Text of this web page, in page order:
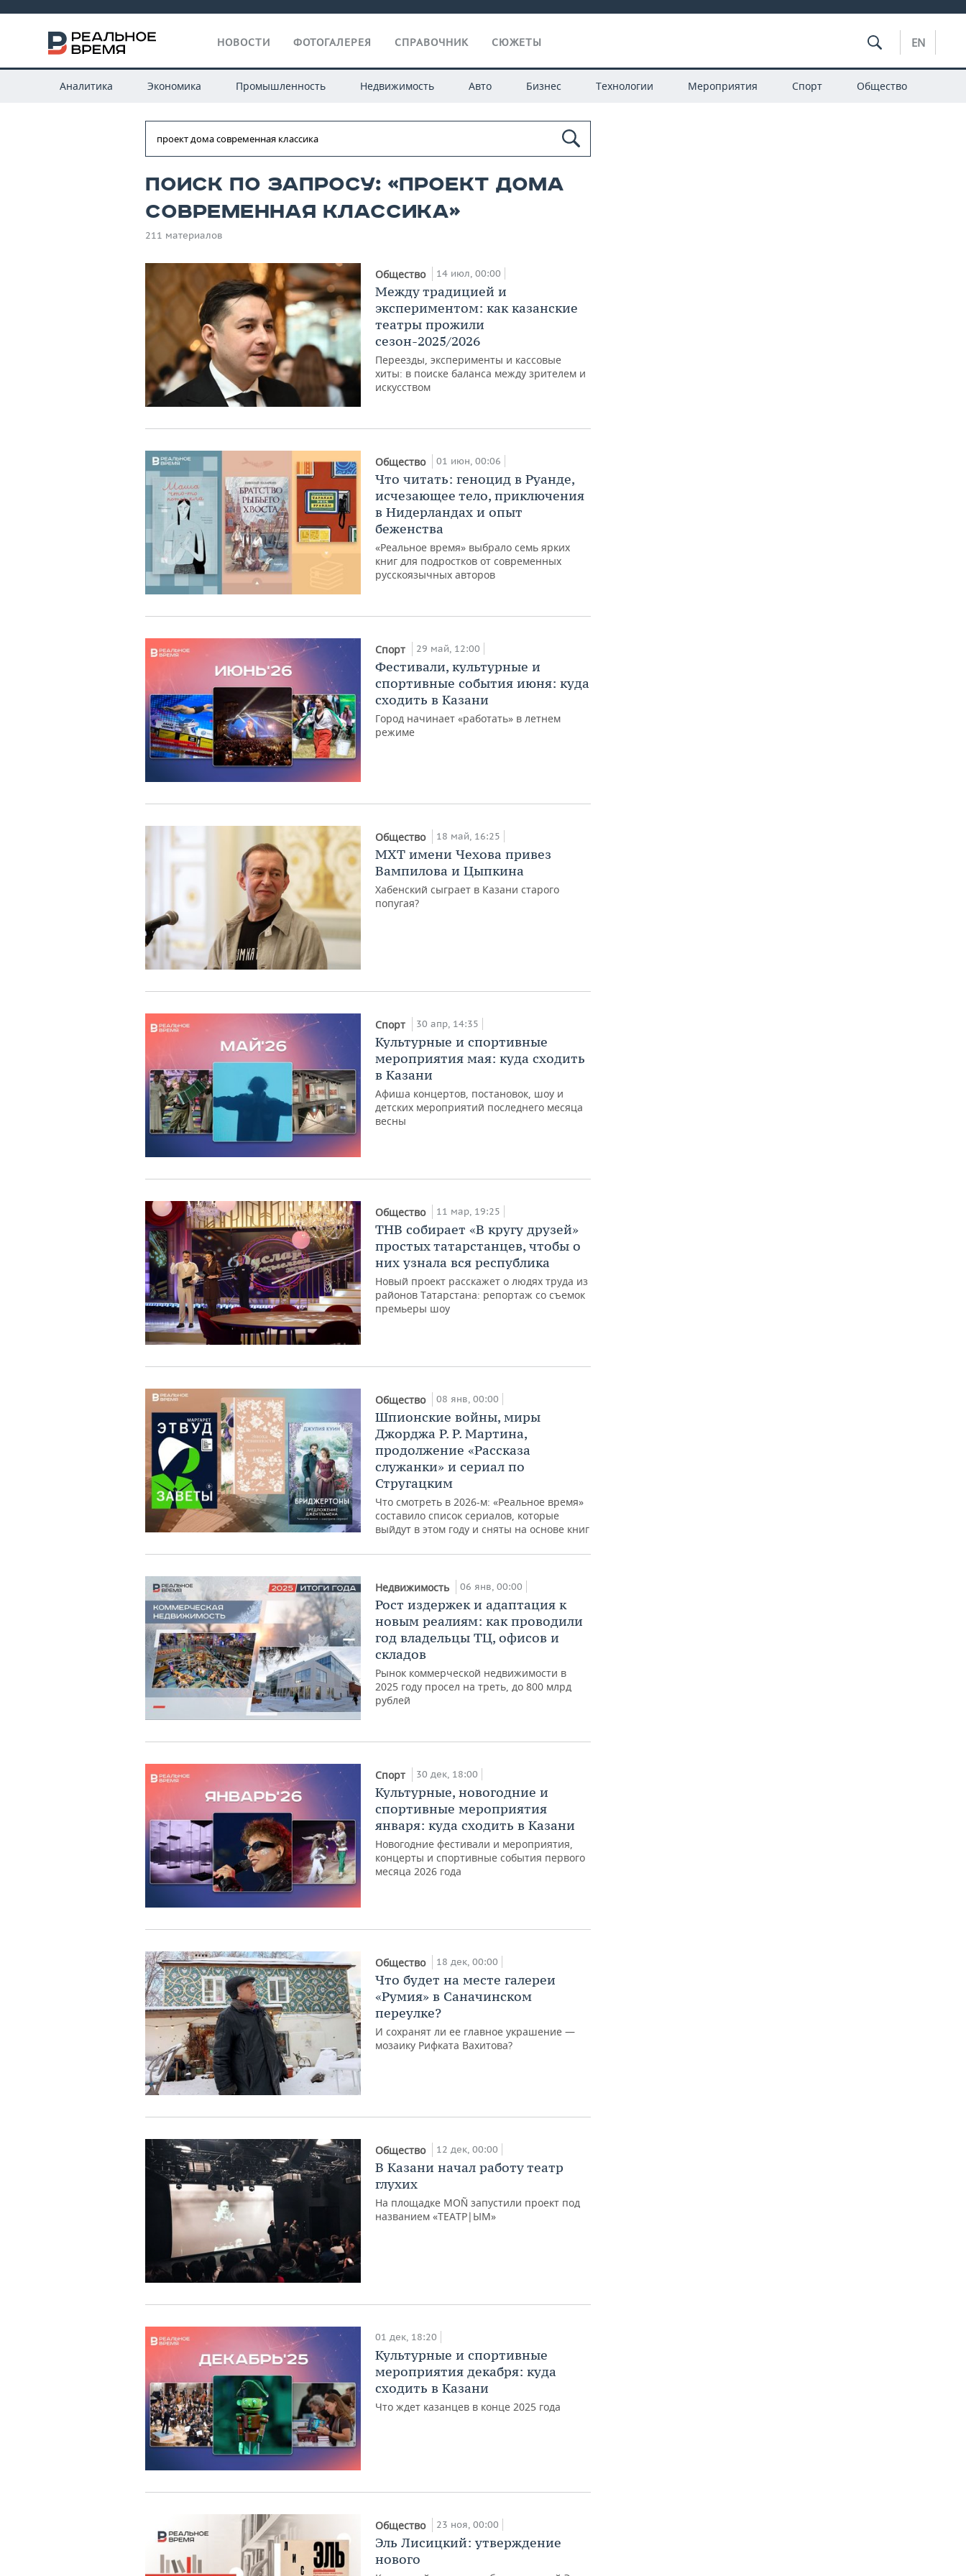
НОВОСТИ ФОТОГАЛЕРЕЯ СПРАВОЧНИК СЮЖЕТЫ EN
Аналитика Экономика Промышленность Недвижимость Авто Бизнес Технологии Мероприятия Спорт Общество
Поиск по запросу: «проект дома
современная классика»
211 материалов
Общество 14 июл, 00:00
Между традицией и
экспериментом: как казанские
театры прожили
сезон-2025/2026
Переезды, эксперименты и кассовые
хиты: в поиске баланса между зрителем и
искусством
Общество 01 июн, 00:06
Что читать: геноцид в Руанде,
исчезающее тело, приключения
в Нидерландах и опыт
беженства
«Реальное время» выбрало семь ярких
книг для подростков от современных
русскоязычных авторов
Спорт 29 май, 12:00
Фестивали, культурные и
спортивные события июня: куда
сходить в Казани
Город начинает «работать» в летнем
режиме
Общество 18 май, 16:25
МХТ имени Чехова привез
Вампилова и Цыпкина
Хабенский сыграет в Казани старого
попугая?
Спорт 30 апр, 14:35
Культурные и спортивные
мероприятия мая: куда сходить
в Казани
Афиша концертов, постановок, шоу и
детских мероприятий последнего месяца
весны
Общество 11 мар, 19:25
ТНВ собирает «В кругу друзей»
простых татарстанцев, чтобы о
них узнала вся республика
Новый проект расскажет о людях труда из
районов Татарстана: репортаж со съемок
премьеры шоу
Общество 08 янв, 00:00
Шпионские войны, миры
Джорджа Р. Р. Мартина,
продолжение «Рассказа
служанки» и сериал по
Стругацким
Что смотреть в 2026-м: «Реальное время»
составило список сериалов, которые
выйдут в этом году и сняты на основе книг
Недвижимость 06 янв, 00:00
Рост издержек и адаптация к
новым реалиям: как проводили
год владельцы ТЦ, офисов и
складов
Рынок коммерческой недвижимости в
2025 году просел на треть, до 800 млрд
рублей
Спорт 30 дек, 18:00
Культурные, новогодние и
спортивные мероприятия
января: куда сходить в Казани
Новогодние фестивали и мероприятия,
концерты и спортивные события первого
месяца 2026 года
Общество 18 дек, 00:00
Что будет на месте галереи
«Румия» в Саначинском
переулке?
И сохранят ли ее главное украшение —
мозаику Рифката Вахитова?
Общество 12 дек, 00:00
В Казани начал работу театр
глухих
На площадке MOÑ запустили проект под
названием «ТЕАТР|ЫМ»
01 дек, 18:20
Культурные и спортивные
мероприятия декабря: куда
сходить в Казани
Что ждет казанцев в конце 2025 года
Общество 23 ноя, 00:00
Эль Лисицкий: утверждение
нового